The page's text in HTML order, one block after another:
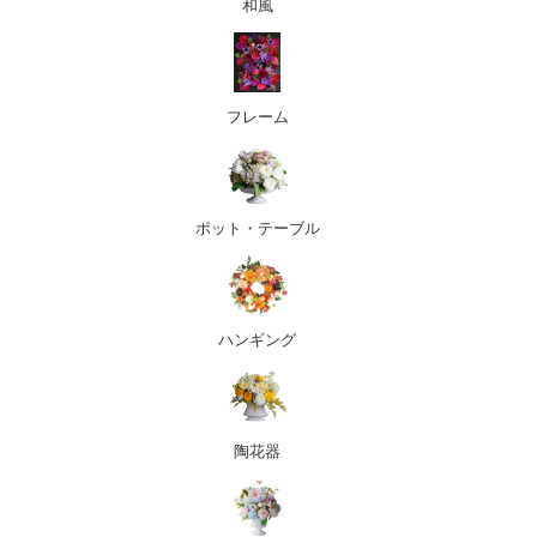
和風
フレーム
ポット・テーブル
ハンギング
陶花器